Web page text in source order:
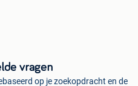
vragen
op je zoekopdracht en de